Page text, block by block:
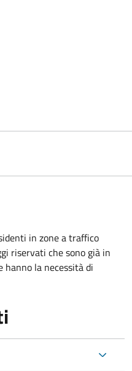
in zone a traffico
riservati che sono già in
hanno la necessità di